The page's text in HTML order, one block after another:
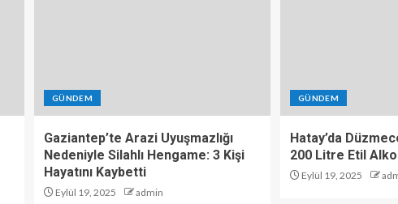
GÜNDEM
Gaziantep’te Arazi Uyuşmazlığı
Nedeniyle Silahlı Hengame: 3 Kişi
Hayatını Kaybetti
Eylül 19, 2025 admin
GÜNDEM
Hatay’da
200 Litre Etil
Eylül 19, 2025